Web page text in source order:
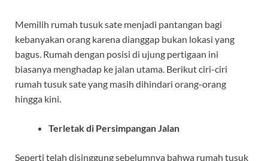
Memilih rumah tusuk sate menjadi pantangan bagi
kebanyakan orang karena dianggap bukan lokasi yang
bagus. Rumah dengan posisi di ujung pertigaan ini
biasanya menghadap ke jalan utama. Berikut ciri-ciri
rumah tusuk sate yang masih dihindari orang-orang
hingga kini.
Terletak di Persimpangan Jalan
Seperti telah disinggung sebelumnya bahwa rumah tusuk